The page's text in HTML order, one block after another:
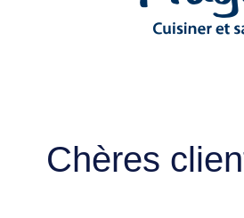
Chères